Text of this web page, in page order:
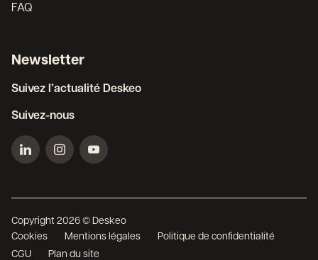
FAQ
Newsletter
Suivez l’actualité Deskeo
Suivez-nous
Copyright 2026 © Deskeo
Cookies
Mentions légales
Politique de confidentialité
CGU
Plan du site